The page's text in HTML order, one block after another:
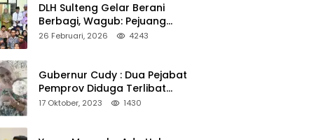
DLH Sulteng Gelar Berani
Berbagi, Wagub: Pejuang
Lingkungan Harus Jadi Teladan
26 Februari, 2026 4243
Gubernur Cudy : Dua Pejabat
Pemprov Diduga Terlibat
Asmara Terlarang Sudah di
17 Oktober, 2023 1430